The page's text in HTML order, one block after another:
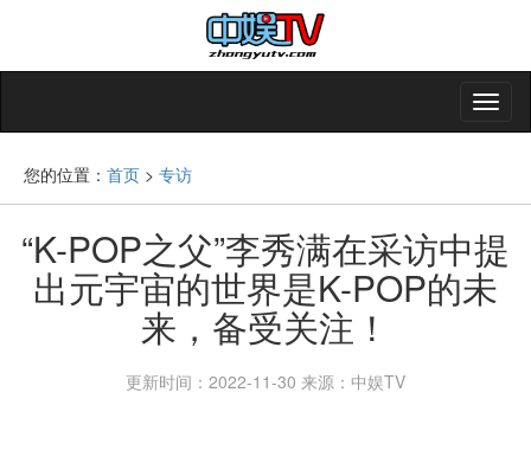
您的位置： 首页 > 专访
“K-POP之父”李秀满在采访中提
出元宇宙的世界是K-POP的未
来，备受关注！
更新时间：2022-11-30 来源：中娱TV